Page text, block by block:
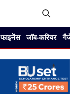
फाइनेंस जॉब-करियर